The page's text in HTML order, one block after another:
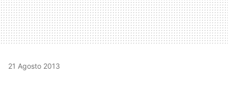
21 Agosto 2013